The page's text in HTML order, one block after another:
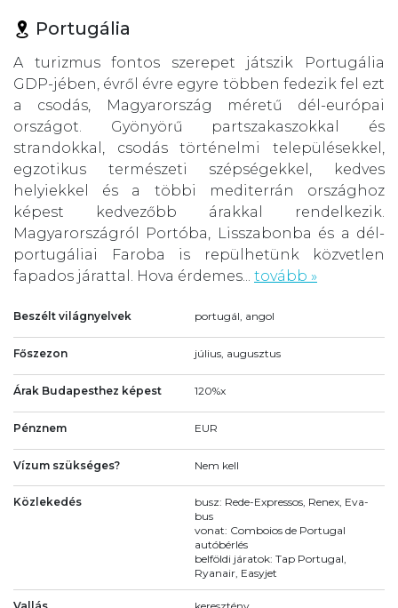
Portugália
A turizmus fontos szerepet játszik Portugália
GDP-jében, évről évre egyre többen fedezik fel ezt
a csodás, Magyarország méretű dél-európai
országot. Gyönyörű partszakaszokkal és
strandokkal, csodás történelmi településekkel,
egzotikus természeti szépségekkel, kedves
helyiekkel és a többi mediterrán országhoz
képest kedvezőbb árakkal rendelkezik.
Magyarországról Portóba, Lisszabonba és a dél-
portugáliai Faroba is repülhetünk közvetlen
fapados járattal. Hova érdemes... tovább »
Beszélt világnyelvek portugál, angol
Főszezon július, augusztus
Árak Budapesthez képest 120%x
Pénznem EUR
Vízum szükséges? Nem kell
Közlekedés
busz: Rede-Expressos, Renex, Eva-
bus
vonat: Comboios de Portugal
autóbérlés
belföldi járatok: Tap Portugal,
Ryanair, Easyjet